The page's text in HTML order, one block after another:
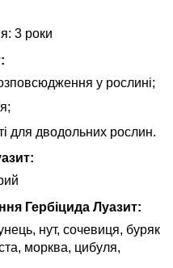
3 роки
у рослині;
для дводольних рослин.
Гербіцида Луазит:
нут, сочевиця, буряк
морква, цибуля,